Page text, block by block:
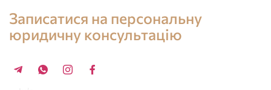
Записатися на персональну
юридичну консультацію